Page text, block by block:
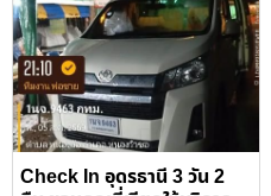
Check In อุดรธานี 3 วัน 2